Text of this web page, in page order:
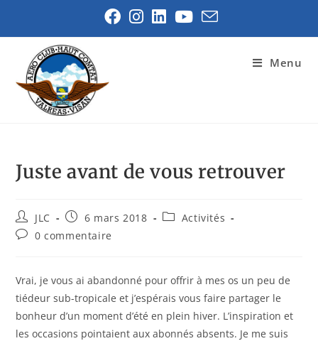
Menu
Juste avant de vous retrouver
JLC 6 mars 2018
Activités
0 commentaire
Vrai, je vous ai abandonné pour offrir à mes os un peu de
tiédeur sub-tropicale et j’espérais vous faire partager le
bonheur d’un moment d’été en plein hiver. L’inspiration et
les occasions pointaient aux abonnés absents. Je me suis